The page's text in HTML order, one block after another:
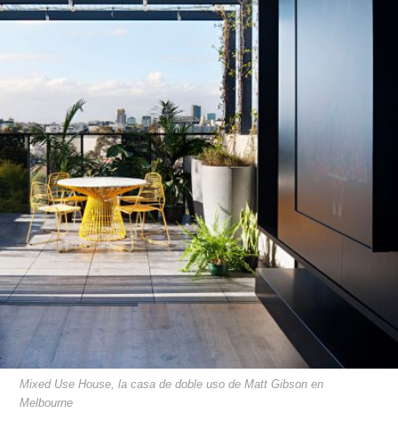
Mixed Use House, la casa de doble uso de Matt Gibson en
Melbourne